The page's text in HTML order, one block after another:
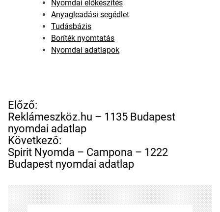
Nyomdai előkészítés
Anyagleadási segédlet
Tudásbázis
Boríték nyomtatás
Nyomdai adatlapok
B
e
j
e
g
y
z
é
s
Előző:
Reklámeszköz.hu – 1135 Budapest
nyomdai adatlap
Következő:
Spirit Nyomda – Campona – 1222
Budapest nyomdai adatlap